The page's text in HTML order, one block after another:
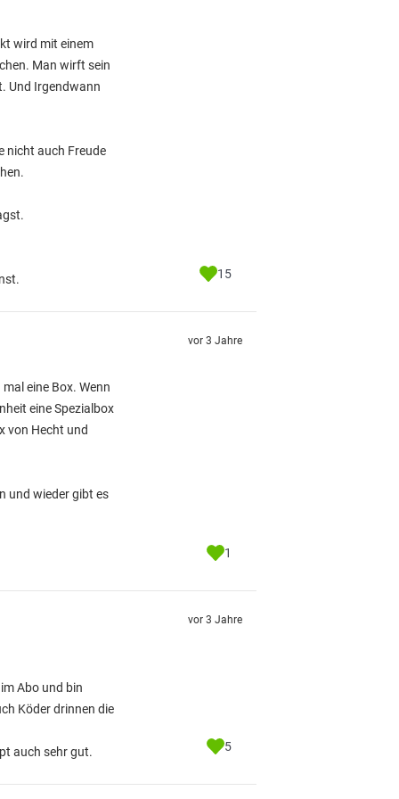
wird mit einem
Man wirft sein
Und Irgendwann
nicht auch Freude
15
eine Box. Wenn
eine Spezialbox
von Hecht und
und wieder gibt es
vor 3 Jahre
1
Abo und bin
Köder drinnen die
auch sehr gut.
vor 3 Jahre
5